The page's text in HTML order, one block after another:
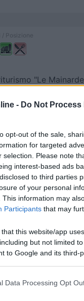
- Do Not
opt-out of the sale,
for targeted
selection. Please note
interest-based ads
to third parties
of your personal
This information may
Participants that may
that this website/app
but not limited
to Google and its
Data Processing Opt
"Le
5
Posizione
dispone di
(AV) - 30.2km
23
Posizione